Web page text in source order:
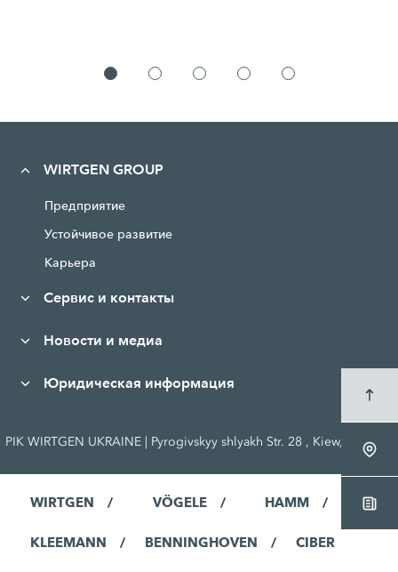
WIRTGEN GROUP
Предприятие
Устойчивое развитие
Карьера
Сервис и контакты
Новости и медиа
Юридическая информация
PIK WIRTGEN UKRAINE | Pyrogivskyy shlyakh Str. 28 , Kiew, Ukraine
WIRTGEN VÖGELE HAMM
KLEEMANN BENNINGHOVEN CIBER